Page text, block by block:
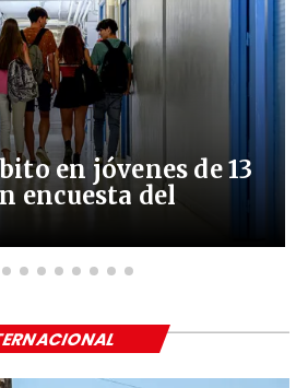
en jóvenes de 13
encuesta del